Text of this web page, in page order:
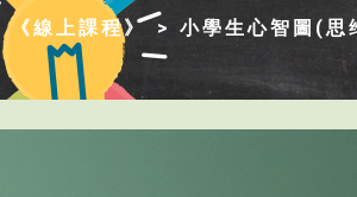
《線上課程》 小學生心智圖(思